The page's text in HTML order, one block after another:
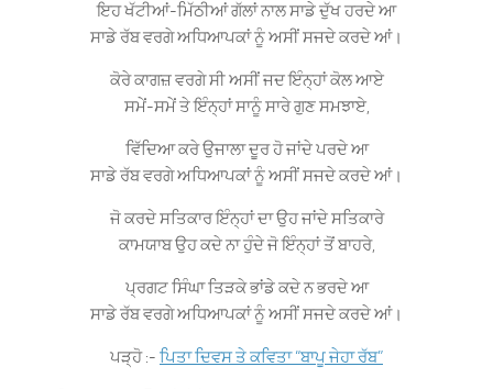
ਇਹ ਖੱਟੀਆਂ-ਮਿੱਠੀਆਂ ਗੱਲਾਂ ਨਾਲ ਸਾਡੇ ਦੁੱਖ ਹਰਦੇ ਆ
ਸਾਡੇ ਰੱਬ ਵਰਗੇ ਅਧਿਆਪਕਾਂ ਨੂੰ ਅਸੀਂ ਸਜਦੇ ਕਰਦੇ ਆਂ।
ਕੋਰੇ ਕਾਗਜ਼ ਵਰਗੇ ਸੀ ਅਸੀਂ ਜਦ ਇੰਨ੍ਹਾਂ ਕੋਲ ਆਏ
ਸਮੇਂ-ਸਮੇਂ ਤੇ ਇੰਨ੍ਹਾਂ ਸਾਨੂੰ ਸਾਰੇ ਗੁਣ ਸਮਝਾਏ,
ਵਿੱਦਿਆ ਕਰੇ ਉਜਾਲਾ ਦੂਰ ਹੋ ਜਾਂਦੇ ਪਰਦੇ ਆ
ਸਾਡੇ ਰੱਬ ਵਰਗੇ ਅਧਿਆਪਕਾਂ ਨੂੰ ਅਸੀਂ ਸਜਦੇ ਕਰਦੇ ਆਂ।
ਜੋ ਕਰਦੇ ਸਤਿਕਾਰ ਇੰਨ੍ਹਾਂ ਦਾ ਉਹ ਜਾਂਦੇ ਸਤਿਕਾਰੇ
ਕਾਮਯਾਬ ਉਹ ਕਦੇ ਨਾ ਹੁੰਦੇ ਜੋ ਇੰਨ੍ਹਾਂ ਤੋਂ ਬਾਹਰੇ,
ਪ੍ਰਗਟ ਸਿੰਘਾ ਤਿੜਕੇ ਭਾਂਡੇ ਕਦੇ ਨ ਭਰਦੇ ਆ
ਸਾਡੇ ਰੱਬ ਵਰਗੇ ਅਧਿਆਪਕਾਂ ਨੂੰ ਅਸੀਂ ਸਜਦੇ ਕਰਦੇ ਆਂ।
ਪੜ੍ਹੋ :- ਪਿਤਾ ਦਿਵਸ ਤੇ ਕਵਿਤਾ “ਬਾਪੂ ਜੇਹਾ ਰੱਬ”